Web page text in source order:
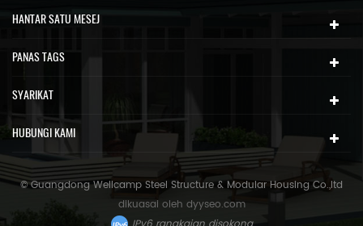
HANTAR SATU MESEJ
PANAS TAGS
SYARIKAT
HUBUNGI KAMI
© Guangdong Wellcamp Steel Structure & Modular Housing Co.,ltd
dikuasai oleh dyyseo.com